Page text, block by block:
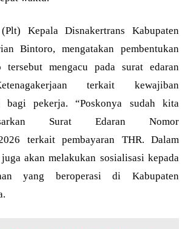
Kepala Disnakertrans Kabupaten
Bintoro, mengatakan pembentukan
tersebut mengacu pada surat edaran
terkait kewajiban
bagi pekerja. “Poskonya sudah kita
Surat Edaran Nomor
terkait pembayaran THR. Dalam
akan melakukan sosialisasi kepada
yang beroperasi di Kabupaten